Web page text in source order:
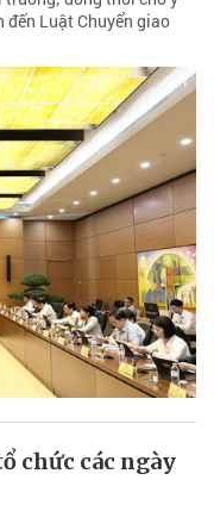
đến Luật Chuyển giao
chức các ngày